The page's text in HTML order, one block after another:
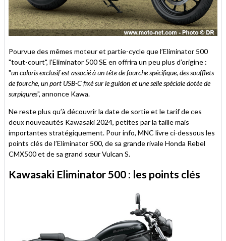
Pourvue des mêmes moteur et partie-cycle que l’Eliminator 500
"tout-court", l’Eliminator 500 SE en offrira un peu plus d’origine :
"un coloris exclusif est associé à un tête de fourche spécifique, des soufflets
de fourche, un port USB-C fixé sur le guidon et une selle spéciale dotée de
surpiqures", annonce Kawa.
Ne reste plus qu’à découvrir la date de sortie et le tarif de ces
deux nouveautés Kawasaki 2024, petites par la taille mais
importantes stratégiquement. Pour info, MNC livre ci-dessous les
points clés de l’Eliminator 500, de sa grande rivale Honda Rebel
CMX500 et de sa grand sœur Vulcan S.
Kawasaki Eliminator 500 : les points clés